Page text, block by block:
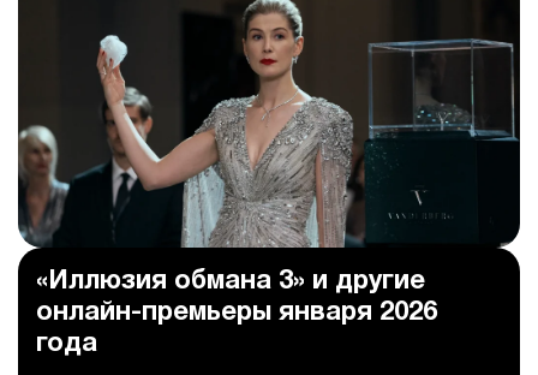
«Иллюзия обмана 3» и другие
онлайн-премьеры января 2026
года